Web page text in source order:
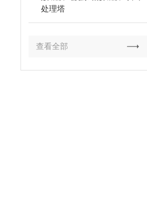
处理塔
查看全部